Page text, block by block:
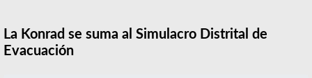
La Konrad se suma al Simulacro Distrital de
Evacuación